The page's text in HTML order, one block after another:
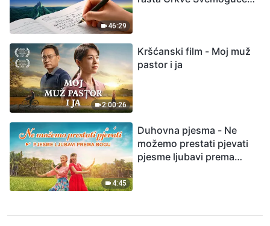
46:29
2:00:26
Kršćanski film - Moj muž
pastor i ja
4:45
Duhovna pjesma - Ne
možemo prestati pjevati
pjesme ljubavi prema